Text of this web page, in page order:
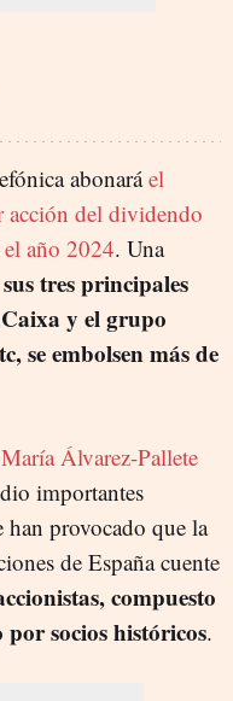
abonaráel
acción del dividendo
año 2024. Una
sus tres principales
y el grupo
se embolsen más de
Álvarez-Pallete
importantes
han provocado que la
de España cuente
compuesto
socios históricos.